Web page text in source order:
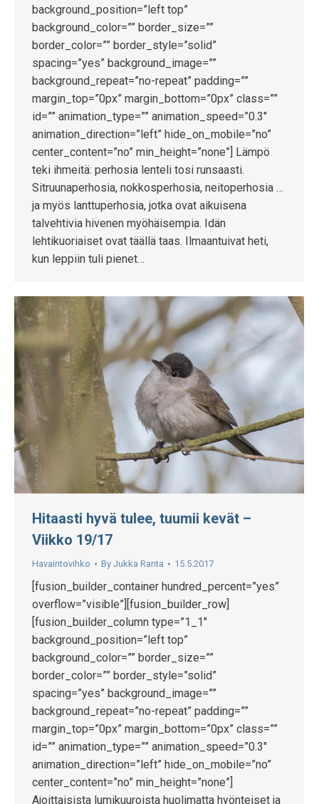
background_position=”left top”
background_color=”” border_size=””
border_color=”” border_style=”solid”
spacing=”yes” background_image=””
background_repeat=”no-repeat” padding=””
margin_top=”0px” margin_bottom=”0px” class=””
id=”” animation_type=”” animation_speed=”0.3″
animation_direction=”left” hide_on_mobile=”no”
center_content=”no” min_height=”none”] Lämpö
teki ihmeitä: perhosia lenteli tosi runsaasti.
Sitruunaperhosia, nokkosperhosia, neitoperhosia …
ja myös lanttuperhosia, jotka ovat aikuisena
talvehtivia hivenen myöhäisempia. Idän
lehtikuoriaiset ovat täällä taas. Ilmaantuivat heti,
kun leppiin tuli pienet…
Hitaasti hyvä tulee, tuumii kevät –
Viikko 19/17
Havaintovihko By Jukka Ranta 15.5.2017
[fusion_builder_container hundred_percent=”yes”
overflow=”visible”][fusion_builder_row]
[fusion_builder_column type=”1_1″
background_position=”left top”
background_color=”” border_size=””
border_color=”” border_style=”solid”
spacing=”yes” background_image=””
background_repeat=”no-repeat” padding=””
margin_top=”0px” margin_bottom=”0px” class=””
id=”” animation_type=”” animation_speed=”0.3″
animation_direction=”left” hide_on_mobile=”no”
center_content=”no” min_height=”none”]
Ajoittaisista lumikuuroista huolimatta hyönteiset ja